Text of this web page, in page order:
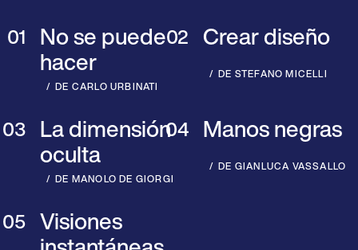
No se puede
hacer
DE CARLO URBINATI
Crear diseño
DE STEFANO MICELLI
La dimensión
oculta
DE MANOLO DE GIORGI
Manos negras
DE GIANLUCA VASSALLO
Visiones